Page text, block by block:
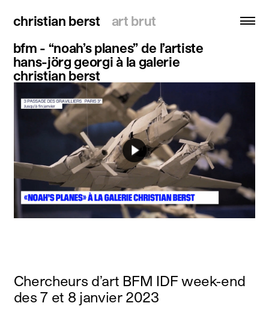
christian berst art brut
christian berst art brut
recherche
accueil
artistes
expositions
actualités
publications
ressources
instagram
facebook
twitter
bfm - “noah’s planes” de l’artiste
hans-jörg georgi à la galerie
christian berst
Chercheurs d’art BFM IDF week-end
des 7 et 8 janvier 2023